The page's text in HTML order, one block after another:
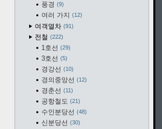
풍경 9
여러 가지 12
여객열차 91
전철 222
1호선 29
3호선 5
경강선 10
경의중앙선 12
경춘선 11
공항철도 21
수인분당선 48
신분당선 30